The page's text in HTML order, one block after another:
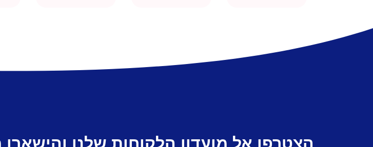
הצטרפו אל מועדון הלקוחות שלנו